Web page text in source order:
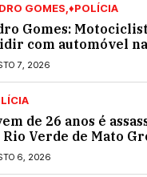
GOMES ♦POLÍCIA
Gomes:
com automóvel
ele não tinha CNH
7, 2026
de 26 anos é
Rio Verde de Mato
6, 2026